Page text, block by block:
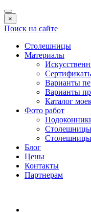
×
Поиск на сайте
Столешницы
Материалы
Варианты
Варианты
Каталог
Фото работ
Блог
Цены
Контакты
Партнерам